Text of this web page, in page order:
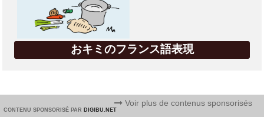
おキミのフランス語表現
CONTENU SPONSORISÉ PAR DIGIBU.NET
Voir plus de contenus sponsorisés